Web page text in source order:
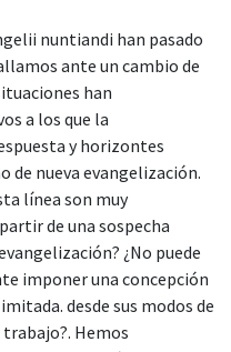
nuntiandi han pasado
ante un cambio de
han
a los que la
y horizontes
de nueva evangelización.
línea son muy
de una sospecha
¿No puede
imponer una concepción
desde sus modos de
Hemos